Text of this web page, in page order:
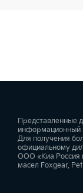
Представленные
информационный
Для получения
официальному
ООО «Киа Россия
масел Foxgear,